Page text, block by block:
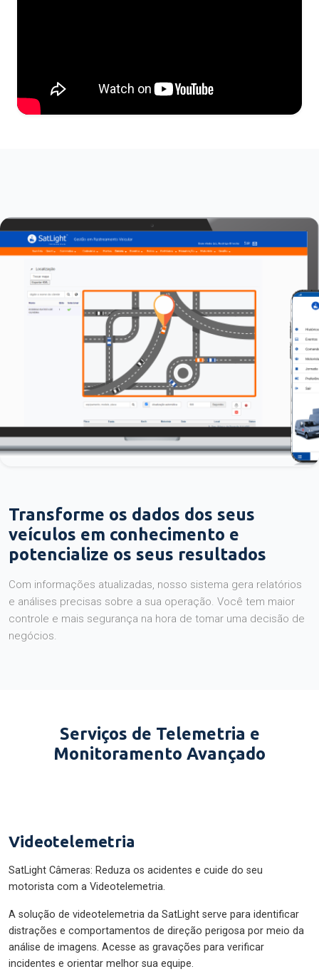
Transforme os dados dos seus
veículos em conhecimento e
potencialize os seus resultados
Com informações atualizadas, nosso sistema gera relatórios
e análises precisas sobre a sua operação. Você tem maior
controle e mais segurança na hora de tomar uma decisão de
negócios.
Serviços de Telemetria e
Monitoramento Avançado
Videotelemetria
SatLight Câmeras: Reduza os acidentes e cuide do seu
motorista com a Videotelemetria.
A solução de videotelemetria da SatLight serve para identificar
distrações e comportamentos de direção perigosa por meio da
análise de imagens. Acesse as gravações para verificar
incidentes e orientar melhor sua equipe.